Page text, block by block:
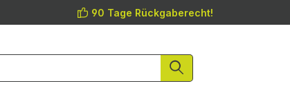
90 Tage Rückgaberecht!